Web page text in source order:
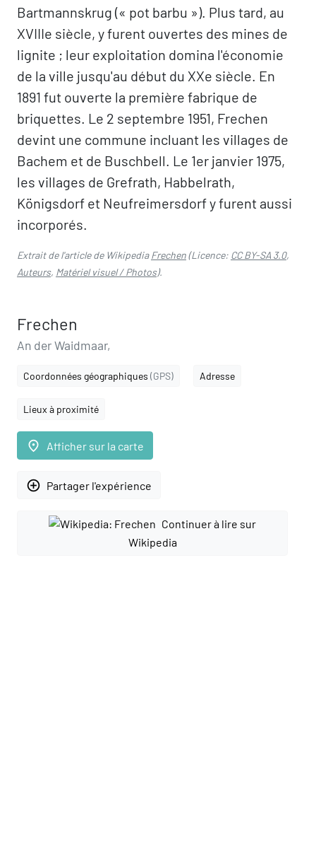
Bartmannskrug (« pot barbu »). Plus tard, au
XVIIIe siècle, y furent ouvertes des mines de
lignite ; leur exploitation domina l'économie
de la ville jusqu'au début du XXe siècle. En
1891 fut ouverte la première fabrique de
briquettes. Le 2 septembre 1951, Frechen
devint une commune incluant les villages de
Bachem et de Buschbell. Le 1er janvier 1975,
les villages de Grefrath, Habbelrath,
Königsdorf et Neufreimersdorf y furent aussi
incorporés.
Extrait de l'article de WikipediaFrechen(Licence: CC BY-SA 3.0,
Auteurs, Matériel visuel / Photos).
Frechen
An der Waidmaar,
Coordonnées géographiques (GPS) Adresse
Lieux à proximité
place Afficher sur la carte
add_circle_outline Partager l'expérience
Continuer à lire sur
Wikipedia